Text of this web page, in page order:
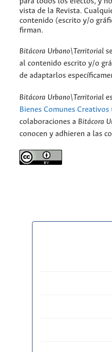
vista de la Revista.
contenido (escrito y/o
firman.
Bitácora Urbano\Territorial
al contenido escrito y/o
de adaptarlos
Bitácora Urbano\Territorial
Bienes Comunes Creativos
colaboraciones a Bitácora
conocen y adhieren a las